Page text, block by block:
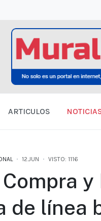
ARTICULOS
12.JUN VISTO: 1116
de línea